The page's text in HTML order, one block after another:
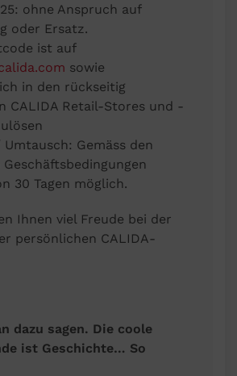
ohne Anspruch auf
oder Ersatz.
ist auf
sowie
in den rückseitig
CALIDA Retail-Stores und -
Umtausch: Gemäss den
30 Tagen möglich.
Ihnen viel Freude bei der
persönlichen CALIDA-
dazu sagen. Die coole
ist Geschichte… So